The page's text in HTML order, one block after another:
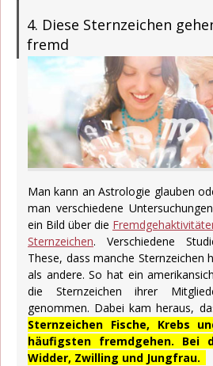
4. Diese Sternzeichen
fremd
Man kann an Astrologie glauben
man verschiedene
ein Bild über die
Sternzeichen. Verschiedene
These, dass manche Sternzeichen
als andere. So hat ein
die Sternzeichen ihrer
genommen. Dabei kam heraus,
Sternzeichen Fische, Krebs
häufigsten fremdgehen. Bei
Widder, Zwilling und Jungfrau.